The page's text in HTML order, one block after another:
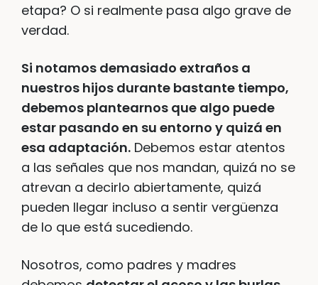
etapa? O si realmente pasa algo grave de
verdad.
Si notamos demasiado extraños a
nuestros hijos durante bastante tiempo,
debemos plantearnos que algo puede
estar pasando en su entorno y quizá en
esa adaptación. Debemos estar atentos
a las señales que nos mandan, quizá no se
atrevan a decirlo abiertamente, quizá
pueden llegar incluso a sentir vergüenza
de lo que está sucediendo.
Nosotros, como padres y madres